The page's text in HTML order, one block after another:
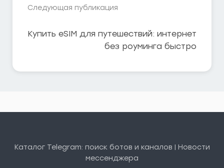
Следующая публикация
Купить eSIM для путешествий: интернет
без роуминга быстро
Каталог Telegram: поиск ботов и каналов | Новости
мессенджера